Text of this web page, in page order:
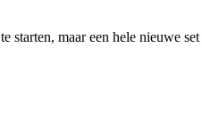
maar een hele nieuwe